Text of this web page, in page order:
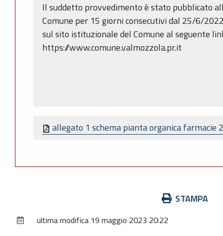
Il suddetto provvedimento è stato pubblicato
Comune per 15 giorni consecutivi dal 25/6/
sul sito istituzionale del Comune al seguente
https://www.comune.valmozzola.pr.it
allegato 1 schema pianta organica farmacie
documento
STAMPA
ultima modifica 19 maggio 2023 20:22